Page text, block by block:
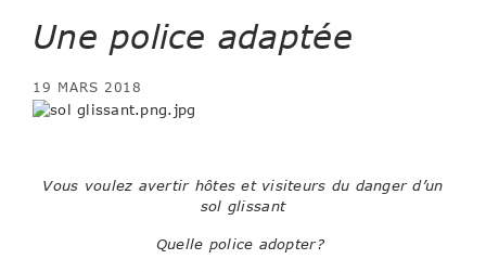
Une police adaptée
19 MARS 2018
Vous voulez avertir hôtes et visiteurs du danger d’un
sol glissant
Quelle police adopter?